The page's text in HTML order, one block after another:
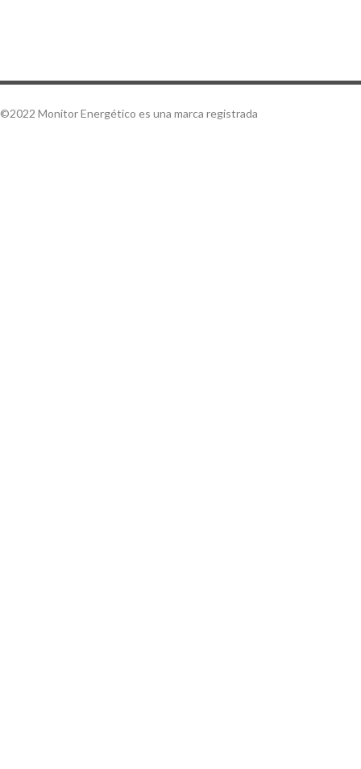
©2022 Monitor Energético es una marca registrada